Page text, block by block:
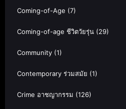
Coming-of-Age (7)
Coming-of-age ชีวิตวัยรุ่น (29)
Community (1)
Contemporary ร่วมสมัย (1)
Crime อาชญากรรม (126)